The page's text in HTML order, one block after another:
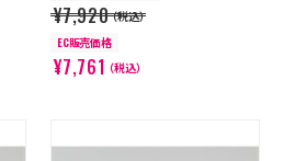
¥7,920（税込）
EC販売価格
¥7,761 （税込）